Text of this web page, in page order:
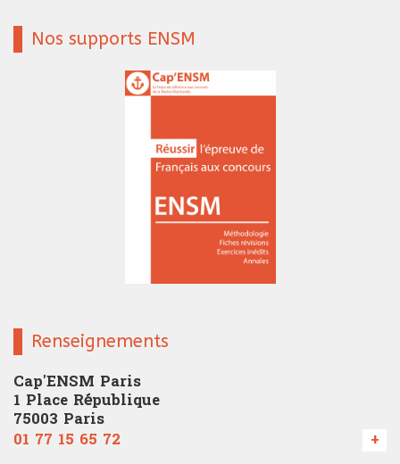
Nos supports ENSM
Renseignements
Cap'ENSM Paris
1 Place République
75003 Paris
01 77 15 65 72
+